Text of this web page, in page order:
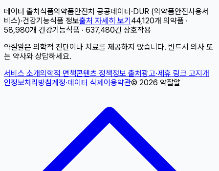
데이터 출처 식품의약품안전처 공공데이터 · DUR (의약품안전사용서
비스)·건강기능식품 정보출처 자세히 보기 44,120개 의약품 ·
58,980개 건강기능식품 · 637,480건 상호작용
약잘알은 의학적 진단이나 치료를 제공하지 않습니다. 반드시 의사 또
는 약사와 상담하세요.
서비스 소개의학적 면책콘텐츠 정책정보 출처광고·제휴 링크 고지 개
인정보처리방침계정·데이터 삭제 이용약관© 2026 약잘알